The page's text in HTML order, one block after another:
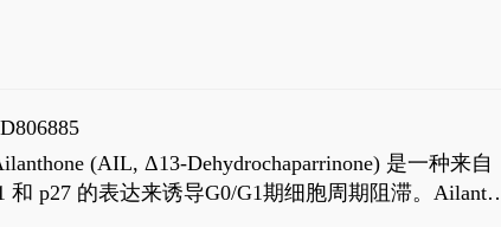
(AIL, Δ13-Dehydrochaparrinone) 是一种来自
p27 的表达来诱导G0/G1期细胞周期阻滞。